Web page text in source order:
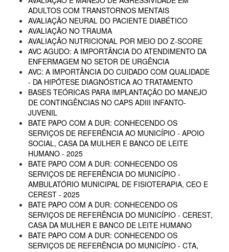
ADULTOS COM TRANSTORNOS MENTAIS
AVALIAÇÃO NEURAL DO PACIENTE DIABÉTICO
AVALIAÇÃO NO TRAUMA
AVALIAÇÃO NUTRICIONAL POR MEIO DO Z-SCORE
AVC AGUDO: A IMPORTÂNCIA DO ATENDIMENTO DA
ENFERMAGEM NO SETOR DE URGÊNCIA
AVC: A IMPORTÂNCIA DO CUIDADO COM QUALIDADE
- DA HIPÓTESE DIAGNÓSTICA AO TRATAMENTO
BASES TEÓRICAS PARA IMPLANTAÇÃO DO MANEJO
DE CONTINGÊNCIAS NO CAPS ADIII INFANTO-
JUVENIL
BATE PAPO COM A DUR: CONHECENDO OS
SERVIÇOS DE REFERÊNCIA AO MUNICÍPIO - APOIO
SOCIAL, CASA DA MULHER E BANCO DE LEITE
HUMANO - 2025
BATE PAPO COM A DUR: CONHECENDO OS
SERVIÇOS DE REFERÊNCIA DO MUNICÍPIO -
AMBULATÓRIO MUNICIPAL DE FISIOTERAPIA, CEO E
CEREST - 2025
BATE PAPO COM A DUR: CONHECENDO OS
SERVIÇOS DE REFERÊNCIA DO MUNICÍPIO - CEREST,
CASA DA MULHER E BANCO DE LEITE HUMANO
BATE PAPO COM A DUR: CONHECENDO OS
SERVIÇOS DE REFERÊNCIA DO MUNICÍPIO - CTA,